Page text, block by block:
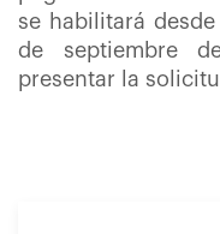
se habilitará
de septiembre
presentar la